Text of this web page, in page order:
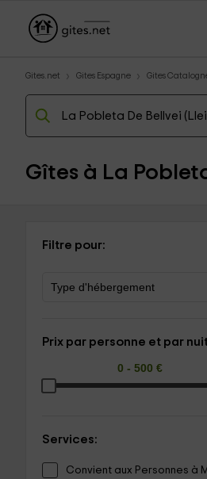
Gites.net Gites Espagne Gites
Gîtes à La
Filtre pour:
Prix par personne et par
Services:
Convient aux Personnes à